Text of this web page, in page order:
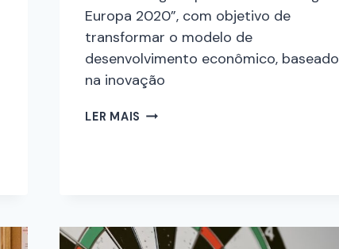
Europa 2020”, com objetivo de
transformar o modelo de
desenvolvimento econômico, baseado
na inovação
LER MAIS